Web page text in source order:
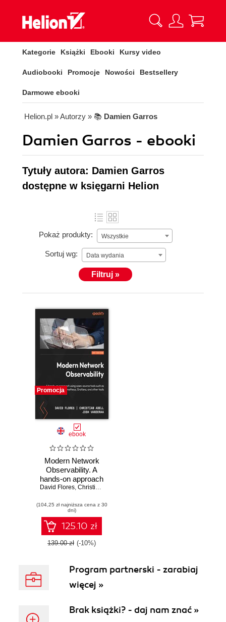
Kategorie Książki Ebooki Kursy video
Audiobooki Promocje Nowości Bestsellery
Darmowe ebooki
Helion.pl » Autorzy » 📚 Damien Garros
Damien Garros - ebooki
Tytuły autora: Damien Garros
dostępne w księgarni Helion
Pokaż produkty: Wszystkie
Sortuj wg: Data wydania
Filtruj »
Promocja
ebook
Modern Network
Observability. A
hands-on approach
using open source
Telegraf,
Prometheus, and
Grafana
David Flores, Christian Adell
(104,25 zł najniższa cena z 30
dni)
125.10 zł
139.00 zł (-10%)
Program partnerski - zarabiaj
więcej »
Brak książki? - daj nam znać »